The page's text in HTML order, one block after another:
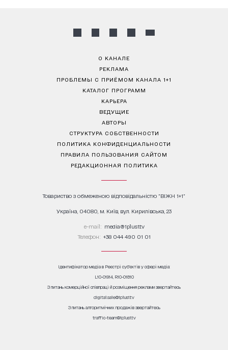
О КАНАЛЕ
РЕКЛАМА
ПРОБЛЕМЫ С ПРИЁМОМ КАНАЛА 1+1
КАТАЛОГ ПРОГРАММ
КАРЬЕРА
ВЕДУЩИЕ
АВТОРЫ
СТРУКТУРА СОБСТВЕННОСТИ
ПОЛИТИКА КОНФИДЕНЦИАЛЬНОСТИ
ПРАВИЛА ПОЛЬЗОВАНИЯ САЙТОМ
РЕДАКЦИОННАЯ ПОЛИТИКА
Товариство з обмеженою відповідальністю "ВІЖН 1+1"
Україна, 04080, м. Київ, вул. Кирилівська, 23
е-mail: media@1plus1.tv
Телефон: +38 044 490 01 01
Ідентифікатор медіа в Реєстрі суб’єктів у сфері медіа:
L10-01914, R10-01810
З питань комерційної співпраці й розміщення реклами звертайтесь
digital.sale@1plus1.tv
З питань алгоритмічних продажів звертайтесь
traffic-team@1plus1.tv